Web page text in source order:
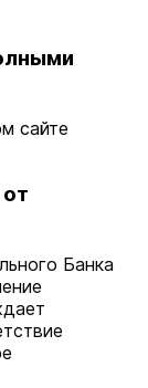
сайте
Банка